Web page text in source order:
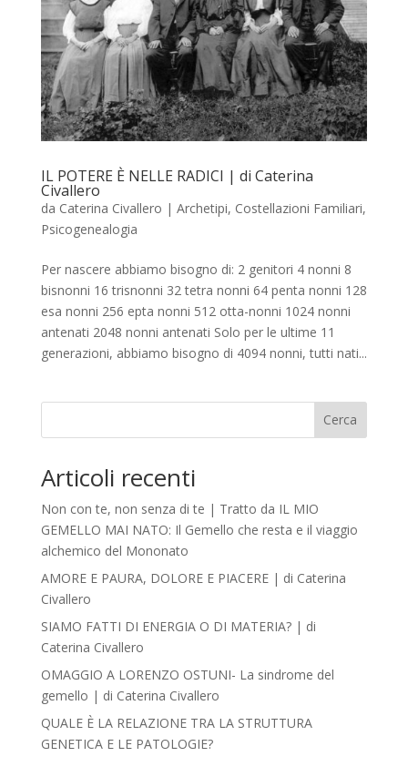
IL POTERE È NELLE RADICI | di Caterina
Civallero
da Caterina Civallero | Archetipi, Costellazioni Familiari,
Psicogenealogia
Per nascere abbiamo bisogno di: 2 genitori 4 nonni 8
bisnonni 16 trisnonni 32 tetra nonni 64 penta nonni 128
esa nonni 256 epta nonni 512 otta-nonni 1024 nonni
antenati 2048 nonni antenati Solo per le ultime 11
generazioni, abbiamo bisogno di 4094 nonni, tutti nati...
Cerca
Articoli recenti
Non con te, non senza di te | Tratto da IL MIO
GEMELLO MAI NATO: Il Gemello che resta e il viaggio
alchemico del Mononato
AMORE E PAURA, DOLORE E PIACERE | di Caterina
Civallero
SIAMO FATTI DI ENERGIA O DI MATERIA? | di
Caterina Civallero
OMAGGIO A LORENZO OSTUNI- La sindrome del
gemello | di Caterina Civallero
QUALE È LA RELAZIONE TRA LA STRUTTURA
GENETICA E LE PATOLOGIE?